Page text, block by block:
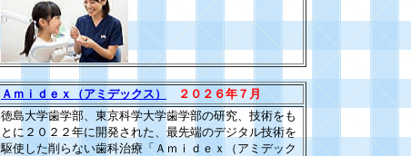
Ａｍｉｄｅｘ（アミデックス）
２０２６年７月
徳島大学歯学部、東京科学大学歯学部の研究、技術をも
とに２０２２年に開発された、最先端のデジタル技術を
駆使した削らない歯科治療「Ａｍｉｄｅｘ（アミデック